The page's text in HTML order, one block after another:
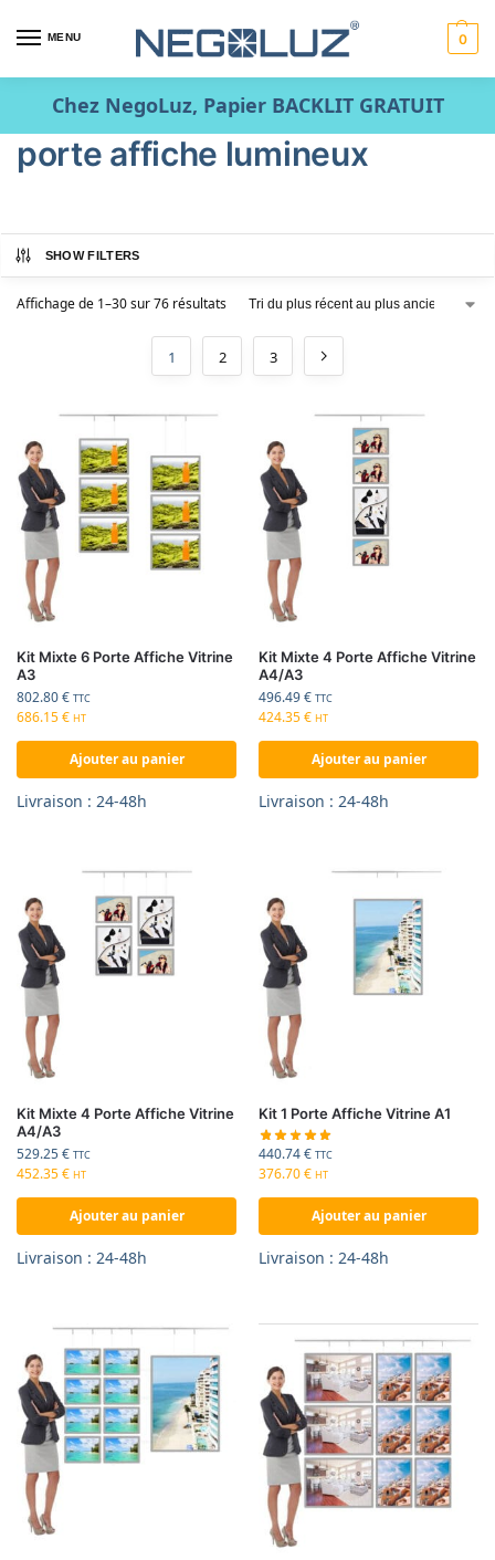
MENU 0
Chez NegoLuz, Papier BACKLIT GRATUIT
porte affiche lumineux
SHOW FILTERS
Affichage de 1–30 sur 76 résultats
1 2 3
Kit Mixte 6 Porte Affiche Vitrine
A3
802.80€ TTC
686.15€ HT
Ajouter au panier
Livraison : 24-48h
Kit Mixte 4 Porte Affiche Vitrine
A4/A3
496.49€ TTC
424.35€ HT
Ajouter au panier
Livraison : 24-48h
Kit Mixte 4 Porte Affiche Vitrine
A4/A3
529.25€ TTC
452.35€ HT
Ajouter au panier
Livraison : 24-48h
Kit 1 Porte Affiche Vitrine A1
440.74€ TTC
376.70€ HT
Ajouter au panier
Livraison : 24-48h